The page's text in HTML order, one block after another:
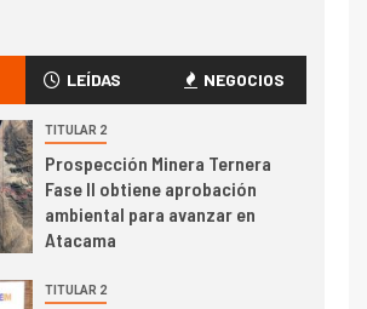
crecimiento regional: Banco
Central reporta resultados
dispares en el primer
trimestre
I+D
Informe bimensual de
Cochilco: precio del cobre
alcanza máximos por escasez
LEÍDAS NEGOCIOS
TITULAR 2
Prospección Minera Ternera
Fase II obtiene aprobación
ambiental para avanzar en
Atacama
TITULAR 2